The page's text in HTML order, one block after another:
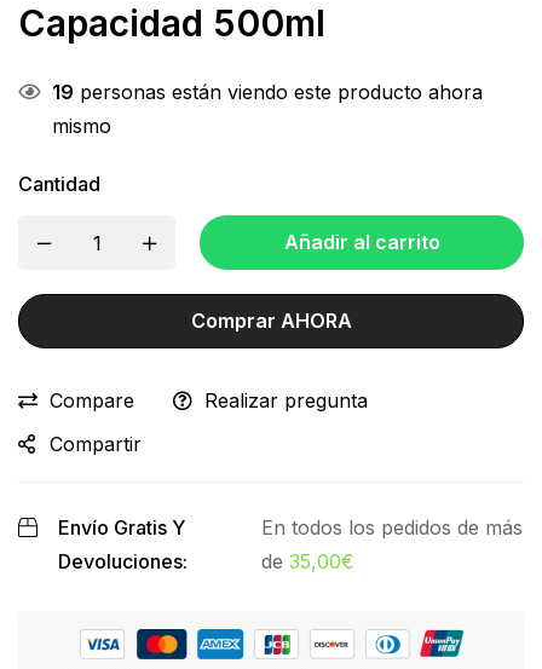
Capacidad 500ml
19 personas están viendo este producto ahora
mismo
Cantidad
Añadir al carrito
Comprar AHORA
Compare
Realizar pregunta
Compartir
Envío Gratis Y
Devoluciones:
En todos los pedidos de más
de 35,00€